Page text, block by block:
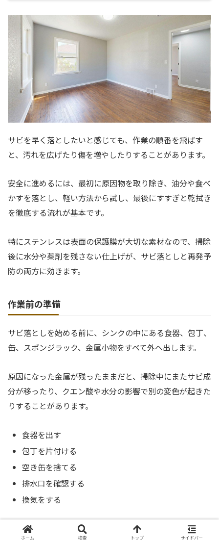
サビを早く落としたいと感じても、作業の順番を飛ばす
と、汚れを広げたり傷を増やしたりすることがあります。
安全に進めるには、最初に原因物を取り除き、油分や食べ
かすを落とし、軽い方法から試し、最後にすすぎと乾拭き
を徹底する流れが基本です。
特にステンレスは表面の保護膜が大切な素材なので、掃除
後に水分や薬剤を残さない仕上げが、サビ落としと再発予
防の両方に効きます。
作業前の準備
サビ落としを始める前に、シンクの中にある食器、包丁、
缶、スポンジラック、金属小物をすべて外へ出します。
原因になった金属が残ったままだと、掃除中にまたサビ成
分が移ったり、クエン酸や水分の影響で別の変色が起きた
りすることがあります。
食器を出す
包丁を片付ける
空き缶を捨てる
排水口を確認する
換気をする
その後、台所用中性洗剤で全体を洗い、油分やぬめりを落
ホーム 検索 トップ サイドバー